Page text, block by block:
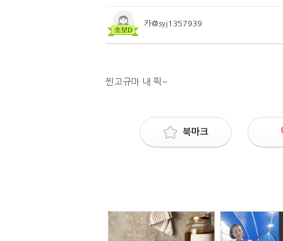
카@syj1357939
찐고규마 내 픽~
북마크